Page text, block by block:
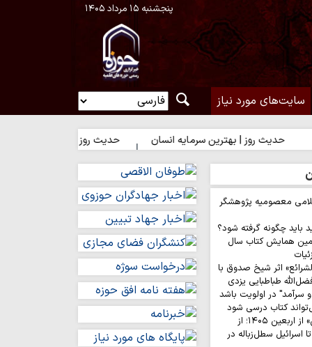
پنجشنبه ۱۵ مرداد ۱۴۰۵
سایت‌های مورد نیاز
روز | بهترین سرمایه انسان حدیث روز | شکیبایی بر تلخی حق
معصومیه پژوهشگر
باید چگونه گرفته شود؟
همایش کتاب سال
اثر شیخ صدوق با
طباطبایی یزدی
سرآمد" در اولویت باشد
کتاب درسی شود
روایت‌ کاربران «ایکس» از اربعین ۱۴۰۵؛ از
اسرائیل سطل‌زباله‌ در